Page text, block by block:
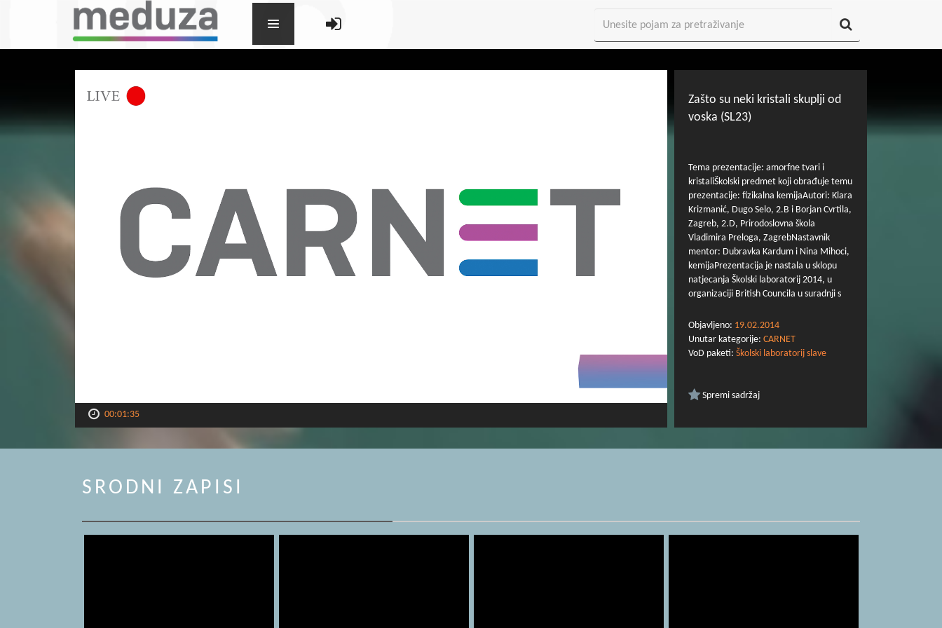
00:01:35
Zašto su neki kristali skuplji od
voska (SL23)
Tema prezentacije: amorfne tvari i
kristaliŠkolski predmet koji obrađuje temu
prezentacije: fizikalna kemijaAutori: Klara
Krizmanić, Dugo Selo, 2.B i Borjan Cvrtila,
Zagreb, 2.D, Prirodoslovna škola
Vladimira Preloga, ZagrebNastavnik
mentor: Dubravka Kardum i Nina Mihoci,
kemijaPrezentacija je nastala u sklopu
natjecanja Školski laboratorij 2014, u
organizaciji British Councila u suradnji s
CARNetom.
Objavljeno: 19.02.2014
Unutar kategorije: CARNET
VoD paketi: Školski laboratorij slave
Spremi sadržaj
SRODNI ZAPISI